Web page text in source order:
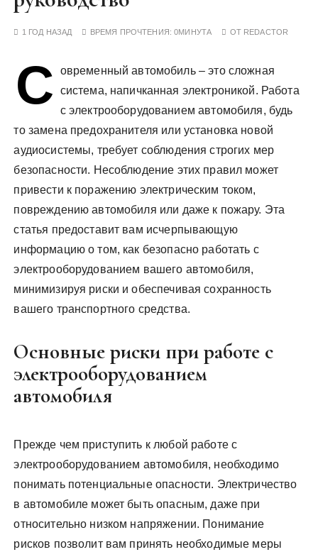
1 ГОД НАЗАД ВРЕМЯ ПРОЧТЕНИЯ:0МИНУТА ОТ REDACTOR
С
овременный автомобиль – это сложная
система, напичканная электроникой. Работа
с электрооборудованием автомобиля, будь
то замена предохранителя или установка новой
аудиосистемы, требует соблюдения строгих мер
безопасности. Несоблюдение этих правил может
привести к поражению электрическим током,
повреждению автомобиля или даже к пожару. Эта
статья предоставит вам исчерпывающую
информацию о том, как безопасно работать с
электрооборудованием вашего автомобиля,
минимизируя риски и обеспечивая сохранность
вашего транспортного средства.
Основные риски при работе с
электрооборудованием
автомобиля
Прежде чем приступить к любой работе с
электрооборудованием автомобиля, необходимо
понимать потенциальные опасности. Электричество
в автомобиле может быть опасным, даже при
относительно низком напряжении. Понимание
рисков позволит вам принять необходимые меры